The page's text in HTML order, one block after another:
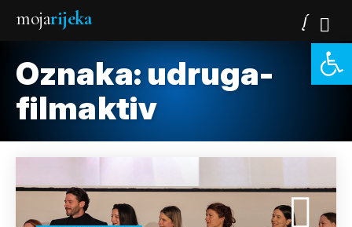
mojarijeka
Oznaka: udruga-
filmaktiv